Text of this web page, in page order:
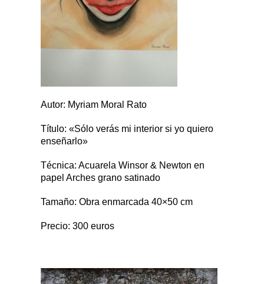
Autor: Myriam Moral Rato
Título: «Sólo verás mi interior si yo quiero
enseñarlo»
Técnica: Acuarela Winsor & Newton en
papel Arches grano satinado
Tamaño: Obra enmarcada 40×50 cm
Precio: 300 euros